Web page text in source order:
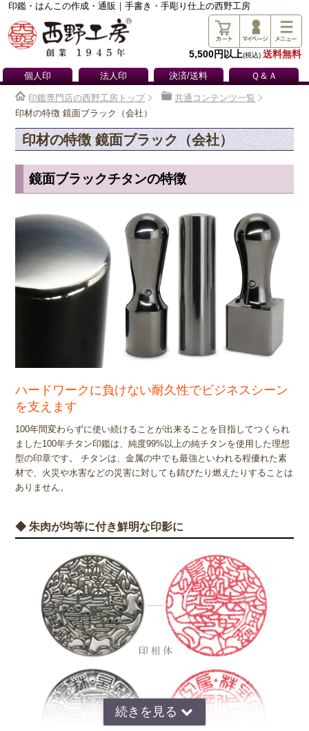
印鑑・はんこの作成・通販｜手書き・手彫り仕上の西野工房
5,500円以上(税込) 送料無料
個人印 法人印 決済/送料 Ｑ＆Ａ
印鑑専門店の西野工房トップ
共通コンテンツ一覧
印材の特徴 鏡面ブラック（会社）
印材の特徴 鏡面ブラック（会社）
鏡面ブラックチタンの特徴
ハードワークに負けない耐久性でビジネスシーン
を支えます
100年間変わらずに使い続けることが出来ることを目指してつくられ
ました100年チタン印鑑は、純度99%以上の純チタンを使用した理想
型の印章です。 チタンは、金属の中でも最強といわれる程優れた素
材で、火災や水害などの災害に対しても錆びたり燃えたりすることは
ありません。
◆ 朱肉が均等に付き鮮明な印影に